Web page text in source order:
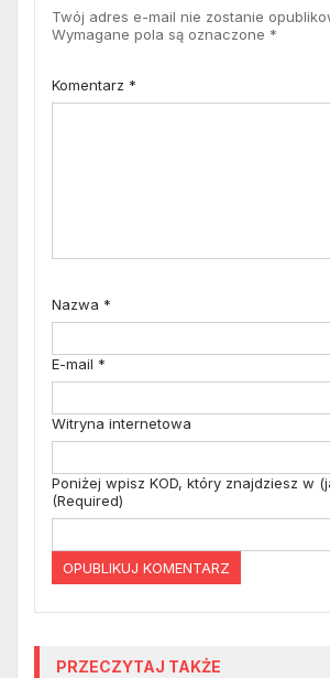
Twój adres e-mail nie zostanie
Wymagane pola są oznaczone *
Komentarz *
Nazwa *
E-mail *
Witryna internetowa
Poniżej wpisz KOD, który znajdziesz w
(Required)
PRZECZYTAJ TAKŻE